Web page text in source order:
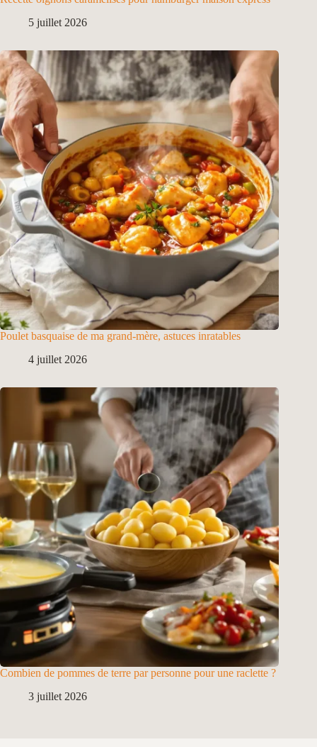
5 juillet 2026
Poulet basquaise de ma grand-mère, astuces inratables
4 juillet 2026
Combien de pommes de terre par personne pour une raclette ?
3 juillet 2026